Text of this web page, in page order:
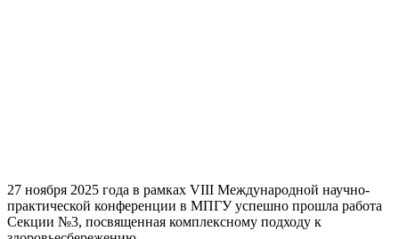
27 ноября 2025 года в рамках VIII Международной научно-
практической конференции в МПГУ успешно прошла работа
Секции №3, посвященная комплексному подходу к